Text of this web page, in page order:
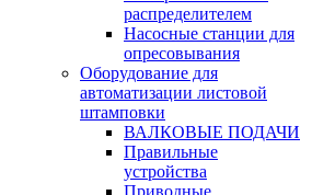
распределителем
Насосные станции для
опресовывания
Оборудование для
автоматизации листовой
штамповки
ВАЛКОВЫЕ ПОДАЧИ
Правильные
устройства
Приводные